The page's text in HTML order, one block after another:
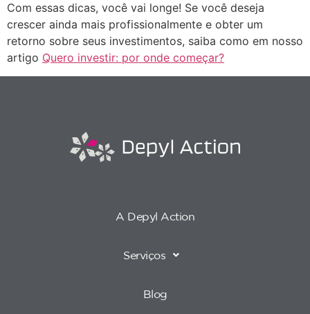
Com essas dicas, você vai longe! Se você deseja
crescer ainda mais profissionalmente e obter um
retorno sobre seus investimentos, saiba como em nosso
artigo Quero investir: por onde começar?
A Depyl Action
Serviços
Blog